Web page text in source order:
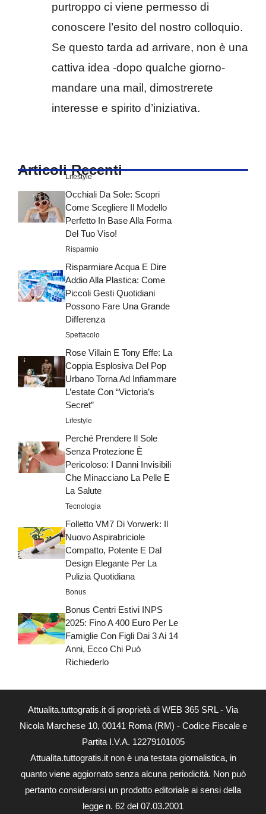
purtroppo ci viene permesso di
conoscere l’esito del nostro colloquio.
Se questo tarda ad arrivare, non è una
cattiva idea -dopo qualche giorno-
mandare una mail, dimostrerete
interesse e spirito d’iniziativa.
Articoli Recenti
Lifestyle
Occhiali Da Sole: Scopri
Come Scegliere Il Modello
Perfetto In Base Alla Forma
Del Tuo Viso!
Risparmio
Risparmiare Acqua E Dire
Addio Alla Plastica: Come
Piccoli Gesti Quotidiani
Possono Fare Una Grande
Differenza
Spettacolo
Rose Villain E Tony Effe: La
Coppia Esplosiva Del Pop
Urbano Torna Ad Infiammare
L’estate Con “Victoria’s
Secret”
Lifestyle
Perché Prendere Il Sole
Senza Protezione È
Pericoloso: I Danni Invisibili
Che Minacciano La Pelle E
La Salute
Tecnologia
Folletto VM7 Di Vorwerk: Il
Nuovo Aspirabriciole
Compatto, Potente E Dal
Design Elegante Per La
Pulizia Quotidiana
Bonus
Bonus Centri Estivi INPS
2025: Fino A 400 Euro Per Le
Famiglie Con Figli Dai 3 Ai 14
Anni, Ecco Chi Può
Richiederlo
Attualita.tuttogratis.it di proprietà di WEB 365 SRL - Via
Nicola Marchese 10, 00141 Roma (RM) - Codice Fiscale e
Partita I.V.A. 12279101005
Attualita.tuttogratis.it non è una testata giornalistica, in
quanto viene aggiornato senza alcuna periodicità. Non può
pertanto considerarsi un prodotto editoriale ai sensi della
legge n. 62 del 07.03.2001